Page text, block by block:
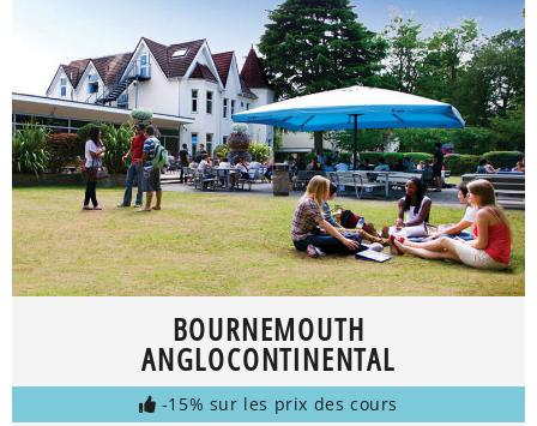
BOURNEMOUTH
ANGLOCONTINENTAL
-15% sur les prix des cours